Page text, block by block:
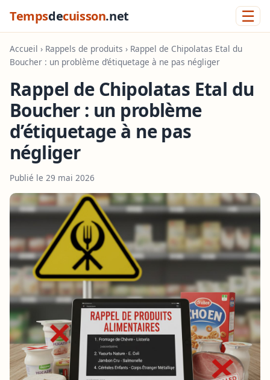
Tempsdecuisson.net ☰
Accueil › Rappels de produits › Rappel de Chipolatas Etal du
Boucher : un problème d’étiquetage à ne pas négliger
Rappel de Chipolatas Etal du
Boucher : un problème
d’étiquetage à ne pas
négliger
Publié le 29 mai 2026